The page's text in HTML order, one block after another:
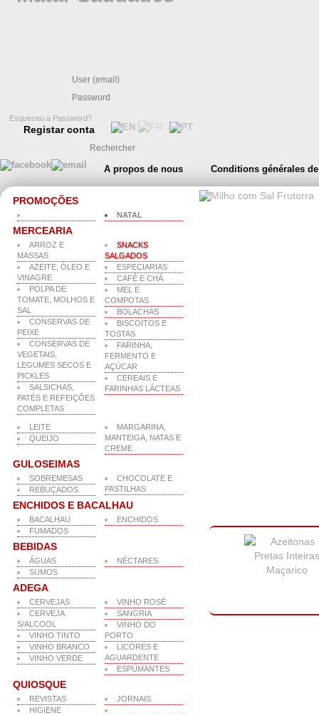
Esqueceu a Password?
Registar conta
A propos de nous Conditions générales
PROMOÇÕES
NATAL
MERCEARIA
ARROZ E
MASSAS
AZEITE, ÓLEO E
VINAGRE
POLPA DE
TOMATE, MOLHOS E
SAL
CONSERVAS DE
PEIXE
CONSERVAS DE
VEGETAIS,
LEGUMES SECOS E
PICKLES
SALSICHAS,
PATÉS E REFEIÇÕES
COMPLETAS
SNACKS
SALGADOS
ESPECIARIAS
CAFÉ E CHÁ
MEL E
COMPOTAS
BOLACHAS
BISCOITOS E
TOSTAS
FARINHA,
FERMENTO E
AÇÚCAR
CEREAIS E
FARINHAS LÁCTEAS
LEITE
QUEIJO
MARGARINA,
MANTEIGA, NATAS E
CREME
GULOSEIMAS
SOBREMESAS
REBUÇADOS
CHOCOLATE E
PASTILHAS
ENCHIDOS E BACALHAU
BACALHAU
FUMADOS
ENCHIDOS
BEBIDAS
ÁGUAS
SUMOS
NÉCTARES
ADEGA
CERVEJAS
CERVEJA
S/ALCOOL
VINHO TINTO
VINHO BRANCO
VINHO VERDE
VINHO ROSÉ
SANGRIA
VINHO DO
PORTO
LICORES E
AGUARDENTE
ESPUMANTES
QUIOSQUE
REVISTAS
HIGIENE
JORNAIS